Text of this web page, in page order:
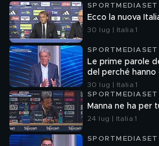
SPORTMEDIASET
Ecco la nuova
30 lug | Italia 1
SPORTMEDIASET
Le prime parole
del perché hanno
30 lug | Italia 1
SPORTMEDIASET
Manna ne ha per
24 lug | Italia 1
SPORTMEDIASET